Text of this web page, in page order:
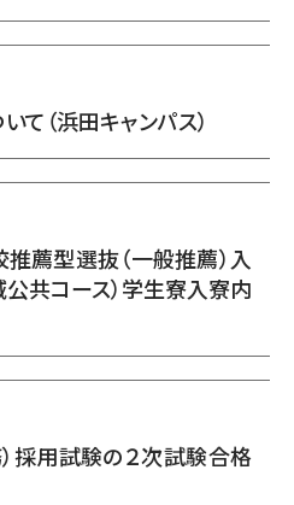
（浜田キャンパス）
薦型選抜（一般推薦）入
共コース）学生寮入寮内
採用試験の２次試験合格